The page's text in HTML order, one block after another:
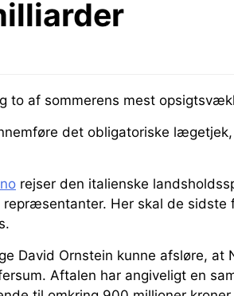
to af sommerens mest
det obligatoriske
rejser den italienske
Her skal de sidste
David Ornstein kunne afsløre, at
Aftalen har angiveligt en